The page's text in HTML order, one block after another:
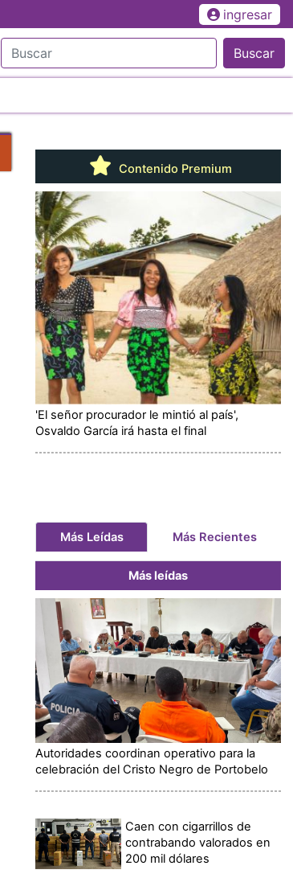
ingresar
Buscar
Contenido Premium
'El señor procurador le mintió al país',
Osvaldo García irá hasta el final
Más Leídas Más Recientes
Más leídas
Autoridades coordinan operativo para la
celebración del Cristo Negro de Portobelo
Caen con cigarrillos de
contrabando valorados en
200 mil dólares